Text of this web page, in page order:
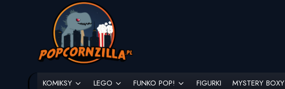
KOMIKSY LEGO FUNKO POP! FIGURKI MYSTERY BOXY